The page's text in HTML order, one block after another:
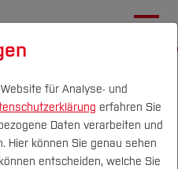
DE|EN Quicklinks
für Analyse- und
erfahren Sie
Daten verarbeiten und
Hier können Sie genau sehen
entscheiden, welche Sie